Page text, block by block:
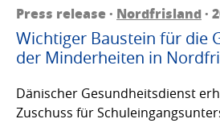
Press release · Nordfrisland·
Wichtiger Baustein für die
der Minderheiten in
Dänischer Gesundheitsdienst
Zuschuss für